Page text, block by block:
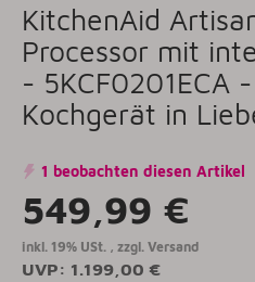
KitchenAid
Processor mit
- 5KCF0201ECA
Kochgerät in
1 beobachten diesen Artikel
549,99 €
inkl. 19% USt. , zzgl. Versand
UVP: 1.199,00 €